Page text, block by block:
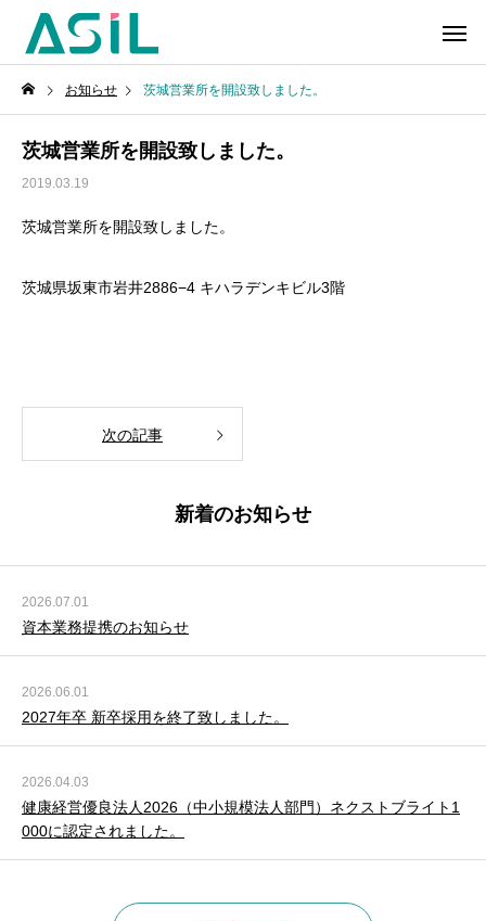
お知らせ 茨城営業所を開設致しました。
茨城営業所を開設致しました。
2019.03.19
茨城営業所を開設致しました。
茨城県坂東市岩井2886−4 キハラデンキビル3階
次の記事
新着のお知らせ
2026.07.01
資本業務提携のお知らせ
2026.06.01
2027年卒 新卒採用を終了致しました。
2026.04.03
健康経営優良法人2026（中小規模法人部門）ネクストブライト1
000に認定されました。